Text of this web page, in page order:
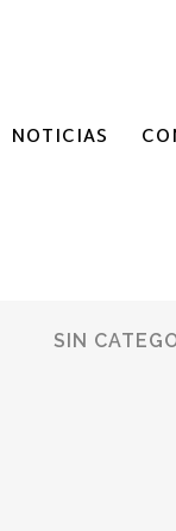
NOTICIAS
SIN